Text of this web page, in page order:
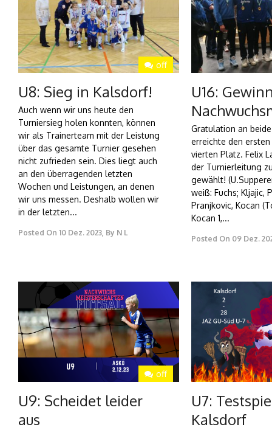
off
U8: Sieg in Kalsdorf!
Auch wenn wir uns heute den
Turniersieg holen konnten, können
wir als Trainerteam mit der Leistung
über das gesamte Turnier gesehen
nicht zufrieden sein. Dies liegt auch
an den überragenden letzten
Wochen und Leistungen, an denen
wir uns messen. Deshalb wollen wir
in der letzten...
Posted On 10 Dez. 2023 By N L
U16:
Gratulation an
erreichte den ersten
vierten Platz. Felix
der Turnierleitung
gewählt!
weiß: Fuchs; Kljajic,
Pranjkovic, Kocan
Kocan 1,...
Posted On 09 Dez.
off
U9: Scheidet leider
aus
U7:
Kalsdorf